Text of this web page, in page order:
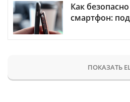
Как
смартфон:
ПОКАЗАТЬ